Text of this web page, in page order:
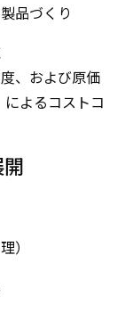
品づくり
、および原価
よるコストコ
）